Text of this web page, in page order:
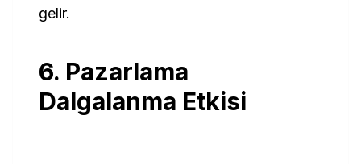
gelir.
6. Pazarlama
Dalgalanma Etkisi